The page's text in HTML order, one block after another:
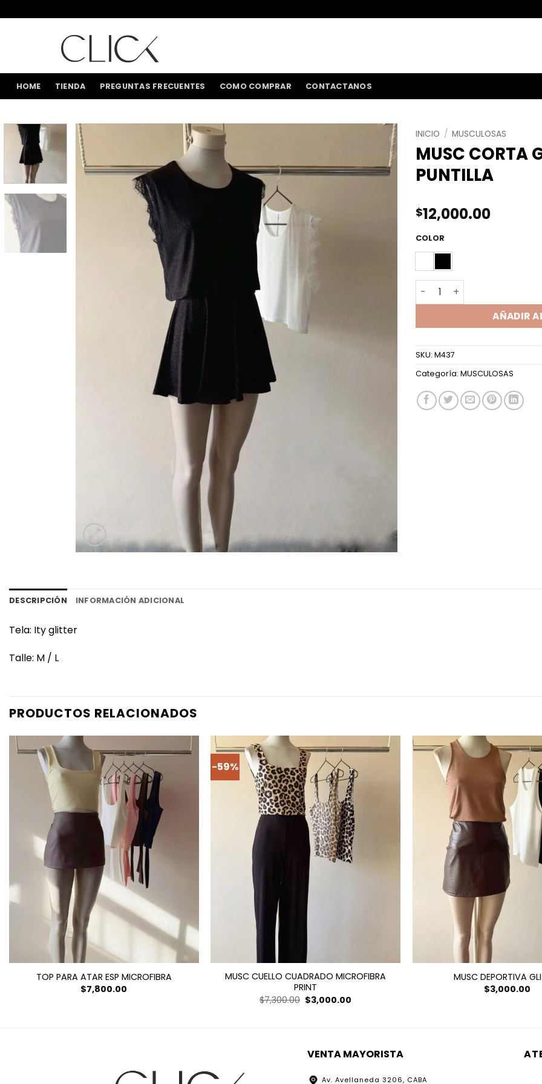
al
HOME TIENDA PREGUNTAS FRECUENTES COMO COMPRAR CONTACTANOS
INICIO / MUSCULOSAS
MUSC CORTA
PUNTILLA
$12,000.00
COLOR
MUSC CORTA GLITTER
AÑADIR
SKU: M437
Categoría: MUSCULOSAS
DESCRIPCIÓN INFORMACIÓN ADICIONAL
Tela: Ity glitter
Talle: M / L
PRODUCTOS RELACIONADOS
TOP PARA ATAR ESP MICROFIBRA
$7,800.00
-59%
MUSC CUELLO CUADRADO MICROFIBRA
PRINT
$7,300.00 El
precio
$3,000.00
MUSC DEPORTIVA
$3,000.00
VENTA MAYORISTA
Av. Avellaneda 3206, CABA